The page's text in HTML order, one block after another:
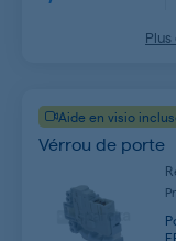
Aide en visio
Vérrou de porte